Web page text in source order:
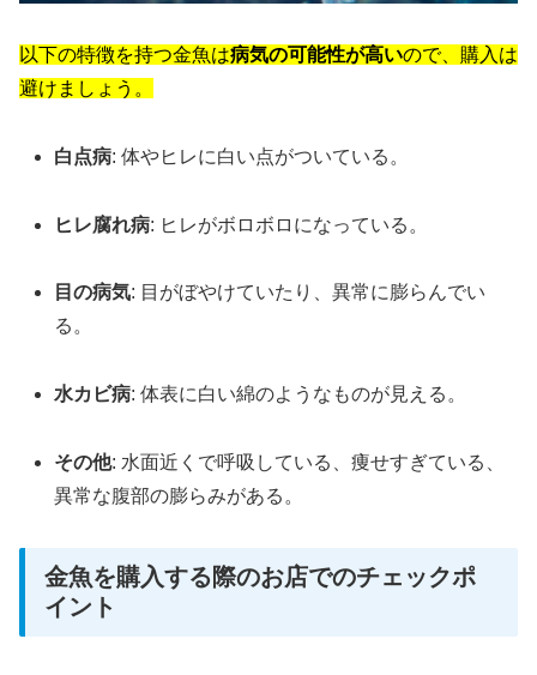
以下の特徴を持つ金魚は病気の可能性が高いので、購入は
避けましょう。
白点病: 体やヒレに白い点がついている。
ヒレ腐れ病: ヒレがボロボロになっている。
目の病気: 目がぼやけていたり、異常に膨らんでい
る。
水カビ病: 体表に白い綿のようなものが見える。
その他: 水面近くで呼吸している、痩せすぎている、
異常な腹部の膨らみがある。
金魚を購入する際のお店でのチェックポ
イント